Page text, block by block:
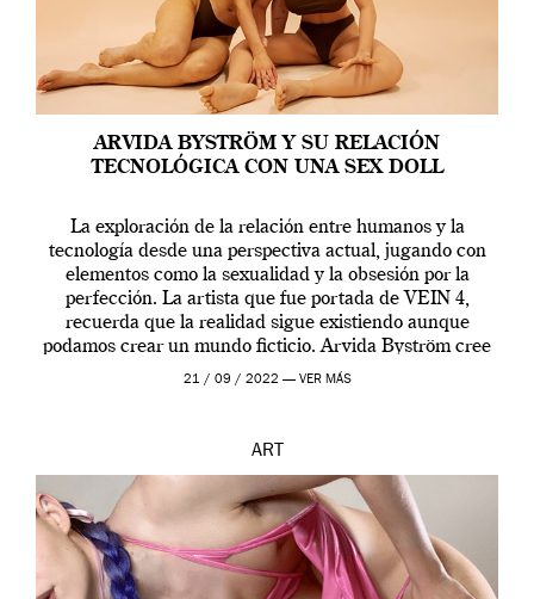
ARVIDA BYSTRÖM Y SU RELACIÓN
TECNOLÓGICA CON UNA SEX DOLL
La exploración de la relación entre humanos y la
tecnología desde una perspectiva actual, jugando con
elementos como la sexualidad y la obsesión por la
perfección. La artista que fue portada de VEIN 4,
recuerda que la realidad sigue existiendo aunque
podamos crear un mundo ficticio. Arvida Byström cree
que los humanos tienen un complejo […]
21 / 09 / 2022 — VER MÁS
ART